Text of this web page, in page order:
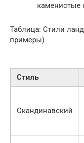
каменистые
Таблица: Стили
примеры)
Стиль
Скандинавский